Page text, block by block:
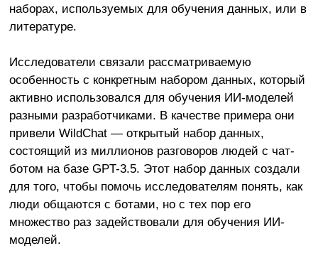
наборах, используемых для обучения данных, или в
литературе.
Исследователи связали рассматриваемую
особенность с конкретным набором данных, который
активно использовался для обучения ИИ-моделей
разными разработчиками. В качестве примера они
привели WildChat — открытый набор данных,
состоящий из миллионов разговоров людей с чат-
ботом на базе GPT-3.5. Этот набор данных создали
для того, чтобы помочь исследователям понять, как
люди общаются с ботами, но с тех пор его
множество раз задействовали для обучения ИИ-
моделей.